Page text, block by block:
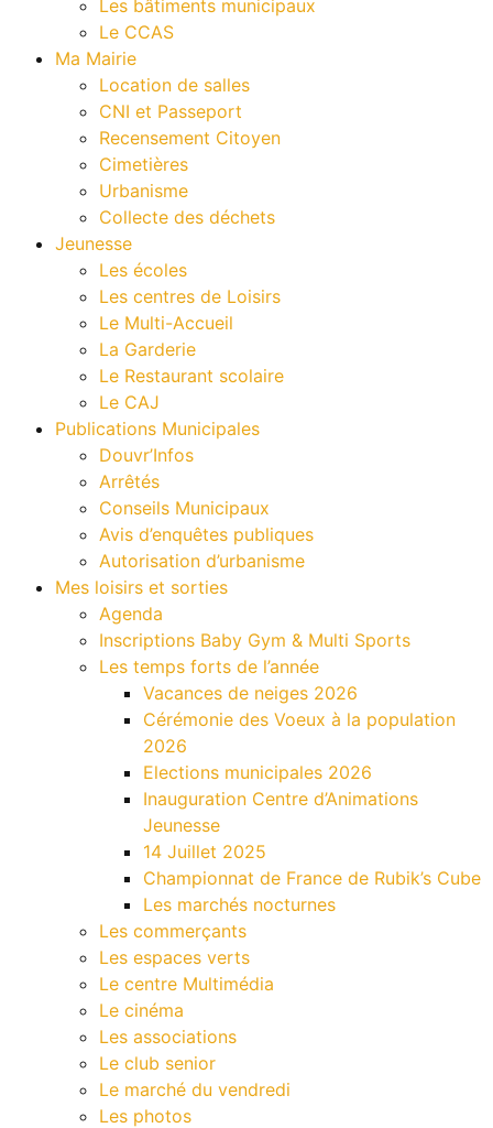
Les bâtiments municipaux
Le CCAS
Ma Mairie
Location de salles
CNI et Passeport
Recensement Citoyen
Cimetières
Urbanisme
Collecte des déchets
Jeunesse
Les écoles
Les centres de Loisirs
Le Multi-Accueil
La Garderie
Le Restaurant scolaire
Le CAJ
Publications Municipales
Douvr’Infos
Arrêtés
Conseils Municipaux
Avis d’enquêtes publiques
Autorisation d’urbanisme
Mes loisirs et sorties
Agenda
Inscriptions Baby Gym & Multi Sports
Les temps forts de l’année
Vacances de neiges 2026
Cérémonie des Voeux à la population
2026
Elections municipales 2026
Inauguration Centre d’Animations
Jeunesse
14 Juillet 2025
Championnat de France de Rubik’s Cube
Les marchés nocturnes
Les commerçants
Les espaces verts
Le centre Multimédia
Le cinéma
Les associations
Le club senior
Le marché du vendredi
Les photos